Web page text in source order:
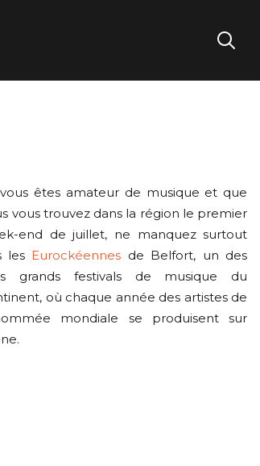
êtes amateur de musique et que
vous trouvez dans la région le premier
end de juillet, ne manquez surtout
les Eurockéennes de Belfort, un des
grands festivals de musique du
où chaque année des artistes de
mondiale se produisent sur